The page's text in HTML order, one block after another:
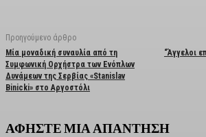
Προηγούμενο άρθρο
Μία μοναδική συναυλία από τη
Συμφωνική Ορχήστρα των Ενόπλων
Δυνάμεων της Σερβίας «Stanislav
Binicki» στο Αργοστόλι
“Άγγελοι
ΑΦΗΣΤΕ ΜΙΑ ΑΠΑΝΤΗΣΗ